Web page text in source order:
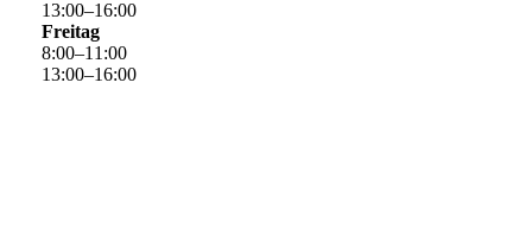
13:00–16:00
Freitag
8:00–11 :00
13:00–16:00